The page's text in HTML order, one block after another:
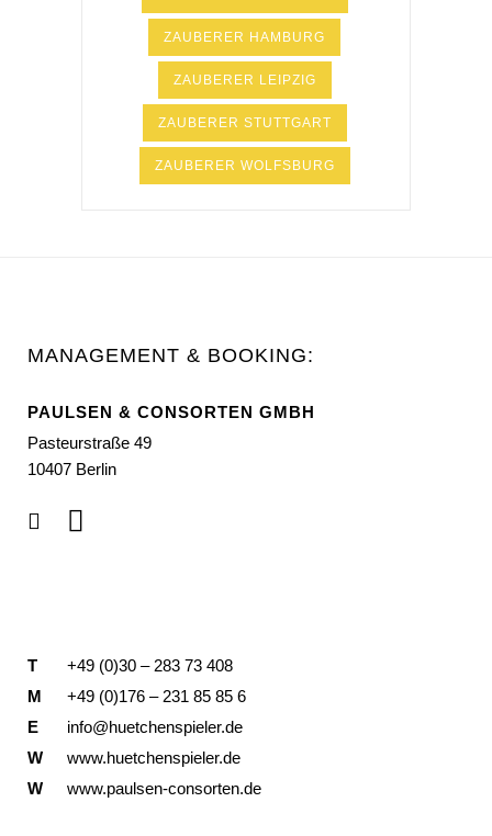
ZAUBERER HAMBURG
ZAUBERER LEIPZIG
ZAUBERER STUTTGART
ZAUBERER WOLFSBURG
MANAGEMENT & BOOKING:
PAULSEN & CONSORTEN GMBH
Pasteurstraße 49
10407 Berlin
T
+49 (0)30 – 283 73 408
M
+49 (0)176 – 231 85 85 6
E
info@huetchenspieler.de
W
www.huetchenspieler.de
W
www.paulsen-consorten.de